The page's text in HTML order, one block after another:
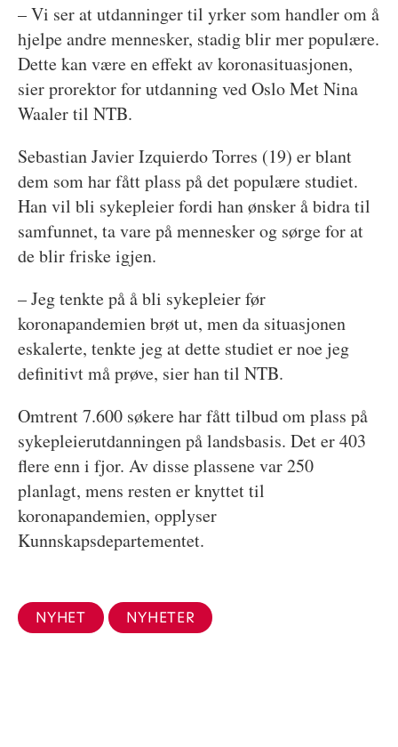
– Vi ser at utdanninger til yrker som handler om å
hjelpe andre mennesker, stadig blir mer populære.
Dette kan være en effekt av koronasituasjonen,
sier prorektor for utdanning ved Oslo Met Nina
Waaler til NTB.
Sebastian Javier Izquierdo Torres (19) er blant
dem som har fått plass på det populære studiet.
Han vil bli sykepleier fordi han ønsker å bidra til
samfunnet, ta vare på mennesker og sørge for at
de blir friske igjen.
– Jeg tenkte på å bli sykepleier før
koronapandemien brøt ut, men da situasjonen
eskalerte, tenkte jeg at dette studiet er noe jeg
definitivt må prøve, sier han til NTB.
Omtrent 7.600 søkere har fått tilbud om plass på
sykepleierutdanningen på landsbasis. Det er 403
flere enn i fjor. Av disse plassene var 250
planlagt, mens resten er knyttet til
koronapandemien, opplyser
Kunnskapsdepartementet.
NYHET NYHETER